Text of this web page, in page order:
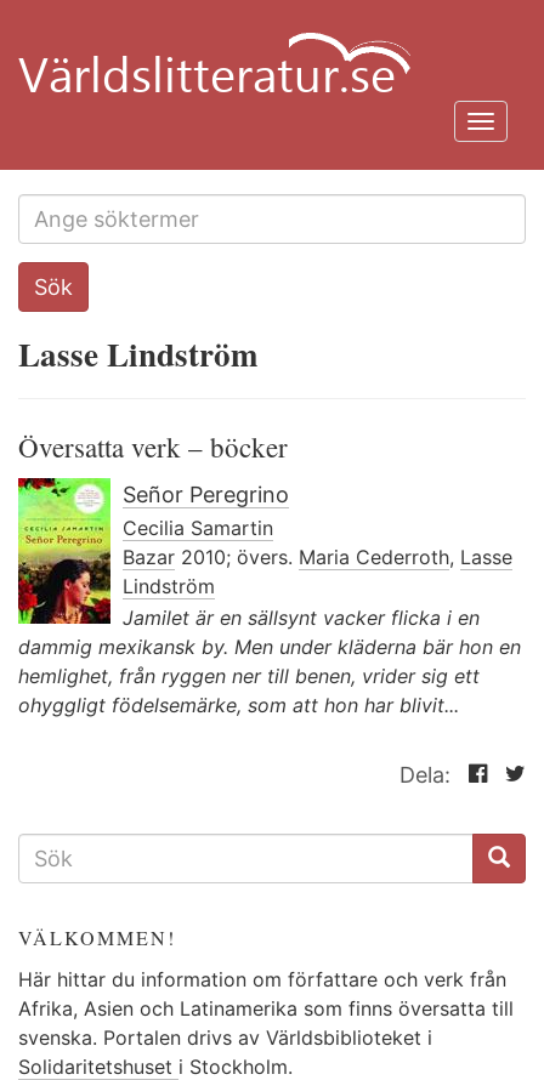
huvudinnehåll
Search
this
Sök
Lasse Lindström
Översatta verk – böcker
Señor Peregrino
Cecilia Samartin
Bazar 2010; övers. Maria Cederroth, Lasse
Lindström
Jamilet är en sällsynt vacker flicka i en
dammig mexikansk by. Men under kläderna bär hon en
hemlighet, från ryggen ner till benen, vrider sig ett
ohyggligt födelsemärke, som att hon har blivit...
Dela:
SÖKFORMULÄR
VÄLKOMMEN!
Här hittar du information om författare och verk från
Afrika, Asien och Latinamerika som finns översatta till
svenska. Portalen drivs av Världsbiblioteket i
Solidaritetshuset i Stockholm.